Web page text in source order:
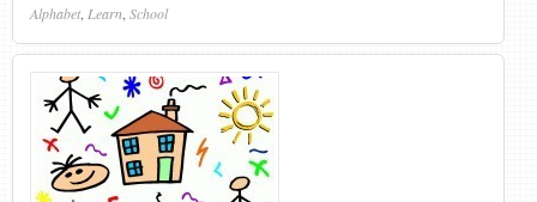
Alphabet Learn School